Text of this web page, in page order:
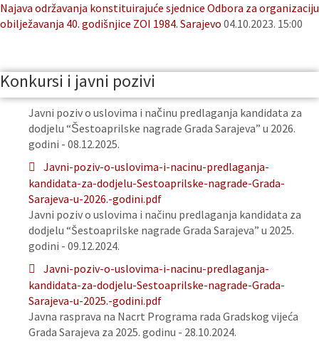
Najava održavanja konstituirajuće sjednice Odbora za organizaciju
obilježavanja 40. godišnjice ZOI 1984. Sarajevo 04.10.2023. 15:00
Konkursi i javni pozivi
Javni poziv o uslovima i načinu predlaganja kandidata za
dodjelu “Šestoaprilske nagrade Grada Sarajeva” u 2026.
godini - 08.12.2025.
Javni-poziv-o-uslovima-i-nacinu-predlaganja-
kandidata-za-dodjelu-Sestoaprilske-nagrade-Grada-
Sarajeva-u-2026.-godini.pdf
Javni poziv o uslovima i načinu predlaganja kandidata za
dodjelu “Šestoaprilske nagrade Grada Sarajeva” u 2025.
godini - 09.12.2024.
Javni-poziv-o-uslovima-i-nacinu-predlaganja-
kandidata-za-dodjelu-Sestoaprilske-nagrade-Grada-
Sarajeva-u-2025.-godini.pdf
Javna rasprava na Nacrt Programa rada Gradskog vijeća
Grada Sarajeva za 2025. godinu - 28.10.2024.